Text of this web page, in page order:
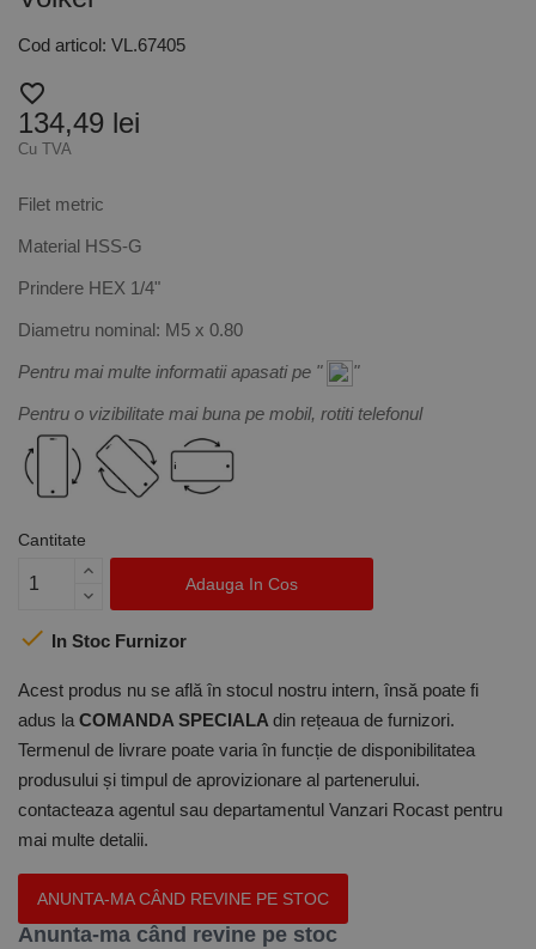
Cod articol: VL.67405
favorite_border
134,49 lei
Cu TVA
Filet metric
Material HSS-G
Prindere HEX 1/4"
Diametru nominal: M5 x 0.80
Pentru mai multe informatii apasati pe " "
Pentru o vizibilitate mai buna pe mobil, rotiti telefonul
Cantitate
Adauga In Cos
 In Stoc Furnizor
Acest produs nu se află în stocul nostru intern, însă poate fi
adus la COMANDA SPECIALA din rețeaua de furnizori.
Termenul de livrare poate varia în funcție de disponibilitatea
produsului și timpul de aprovizionare al partenerului.
contacteaza agentul sau departamentul Vanzari Rocast pentru
mai multe detalii.
ANUNTA-MA CÂND REVINE PE STOC
Anunta-ma când revine pe stoc